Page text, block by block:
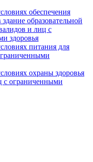
обеспечения
образовательной
и лиц с
здоровья
питания для
охраны здоровья
с ограниченными